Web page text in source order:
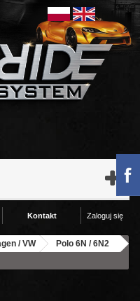
Zaloguj się
Kontakt
/ VW
Polo 6N / 6N2